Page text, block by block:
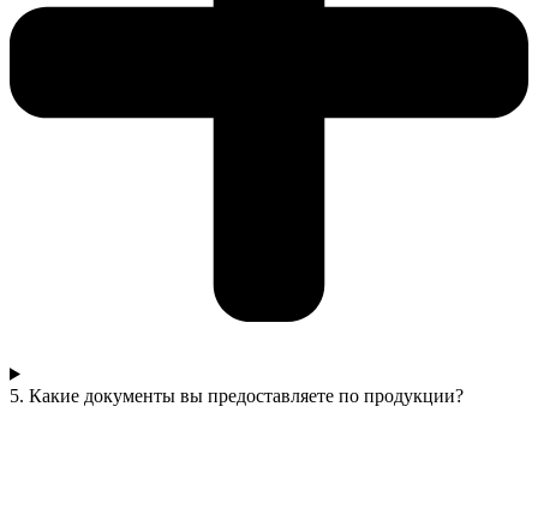
5. Какие документы вы предоставляете по продукции?